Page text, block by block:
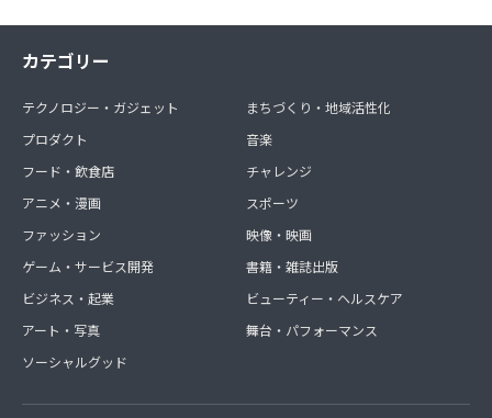
カテゴリー
テクノロジー・ガジェット
プロダクト
フード・飲食店
アニメ・漫画
ファッション
ゲーム・サービス開発
ビジネス・起業
アート・写真
ソーシャルグッド
まちづくり・地域活性化
音楽
チャレンジ
スポーツ
映像・映画
書籍・雑誌出版
ビューティー・ヘルスケア
舞台・パフォーマンス